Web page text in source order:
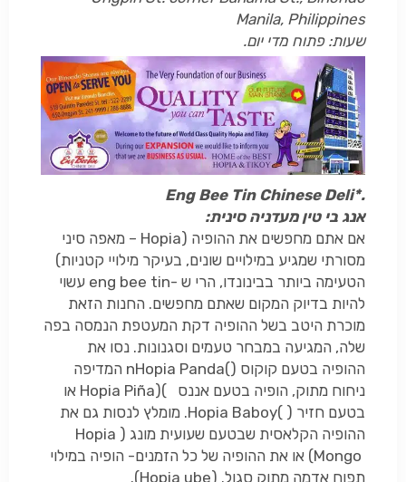
Manila, Philippines
שעות: פתוח מדי יום.
Eng Bee Tin Chinese Deli*.
אנג בי טין מעדניה סינית:
אם אתם מחפשים את ההופיה (Hopia – מאפה סיני
מסורתי שמגיע במילויים שונים, בעיקר מילויי קטניות)
הטעימה ביותר בבינונדו, הרי ש eng bee tin- עשוי
להיות בדיוק המקום שאתם מחפשים. החנות הזאת
מוכרת היטב בשל ההופיה דקת המעטפת הנמסה בפה
שלה, המגיעה במבחר טעמים וסגנונות. נסו את
ההופיה בטעם קוקוס ((
Hopia Panda
n המדיפה
ניחוח מתוק, הופיה בטעם אננס (
Hopia Piña) או
בטעם חזיר ( (
Hopia Baboy. מומלץ לנסות גם את
ההופיה הקלאסית שבטעם שעועית מונג ( Hopia
Mongo) או את ההופיה של כל הזמנים- הופיה במילוי
תפוח אדמה מתוק סגול. (Hopia ube
).